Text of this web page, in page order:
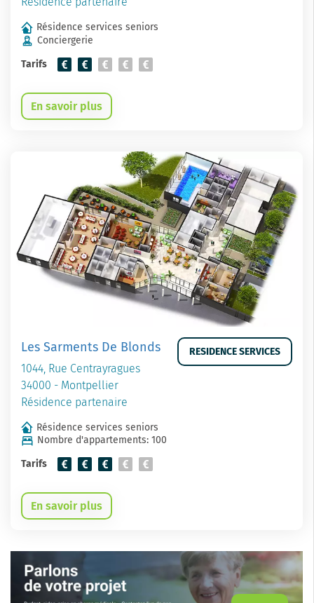
Résidence services seniors
Conciergerie
Tarifs
En savoir plus
Les Sarments De Blonds
1044, Rue Centrayragues
34000 - Montpellier
Résidence partenaire
RESIDENCE SERVICES
Résidence services seniors
Nombre d'appartements: 100
Tarifs
En savoir plus